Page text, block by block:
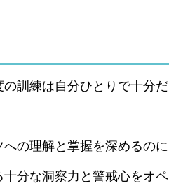
訓練は自分ひとりで十分だ
の理解と掌握を深めるのに
分な洞察力と警戒心をオペ